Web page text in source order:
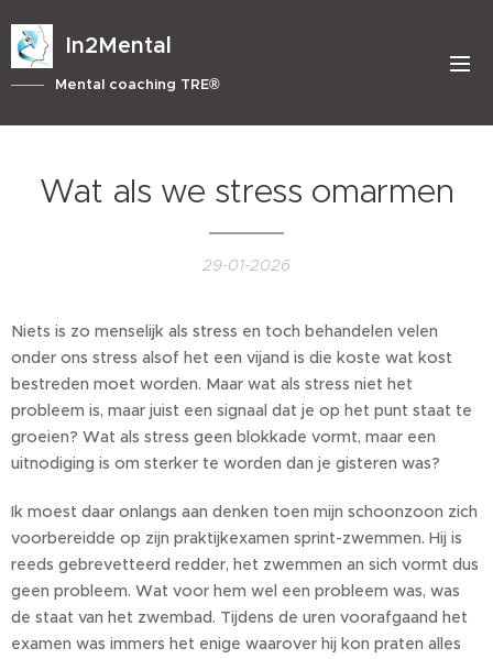
In2Mental
Mental coaching TRE®
Wat als we stress omarmen
29-01-2026
Niets is zo menselijk als stress en toch behandelen velen
onder ons stress alsof het een vijand is die koste wat kost
bestreden moet worden. Maar wat als stress niet het
probleem is, maar juist een signaal dat je op het punt staat te
groeien? Wat als stress geen blokkade vormt, maar een
uitnodiging is om sterker te worden dan je gisteren was?
Ik moest daar onlangs aan denken toen mijn schoonzoon zich
voorbereidde op zijn praktijkexamen sprint-zwemmen. Hij is
reeds gebrevetteerd redder, het zwemmen an sich vormt dus
geen probleem. Wat voor hem wel een probleem was, was
de staat van het zwembad. Tijdens de uren voorafgaand het
examen was immers het enige waarover hij kon praten alles